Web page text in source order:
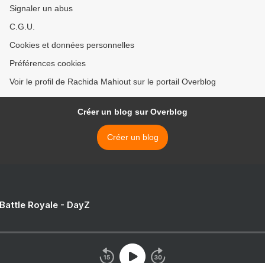
Signaler un abus
C.G.U.
Cookies et données personnelles
Préférences cookies
Voir le profil de Rachida Mahiout sur le portail Overblog
Créer un blog sur Overblog
Créer un blog
Royale - DayZ